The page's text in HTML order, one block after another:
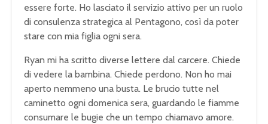
essere forte. Ho lasciato il servizio attivo per un ruolo
di consulenza strategica al Pentagono, così da poter
stare con mia figlia ogni sera.
Ryan mi ha scritto diverse lettere dal carcere. Chiede
di vedere la bambina. Chiede perdono. Non ho mai
aperto nemmeno una busta. Le brucio tutte nel
caminetto ogni domenica sera, guardando le fiamme
consumare le bugie che un tempo chiamavo amore.